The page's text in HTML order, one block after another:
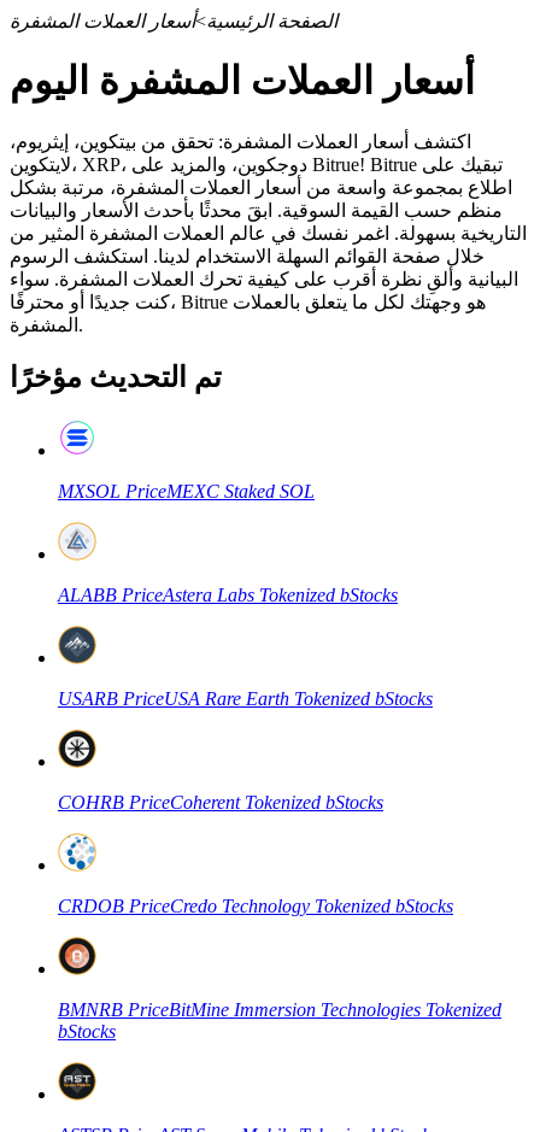
العقود الآجلة USDT
العقود الآجلة للعملات المشفرة
TradFi
مشتقات الأسهم والعملات الأجنبية والمعادن الثمينة والسلع
الصفحة الرئيسية>أسعار العملات المشفرة
أسعار العملات المشفرة اليوم
اكتشف أسعار العملات المشفرة: تحقق من بيتكوين، إيثريوم،
لايتكوين، XRP، دوجكوين، والمزيد على Bitrue! Bitrue تبقيك على
اطلاع بمجموعة واسعة من أسعار العملات المشفرة، مرتبة بشكل
منظم حسب القيمة السوقية. ابقَ محدثًا بأحدث الأسعار والبيانات
التاريخية بسهولة. اغمر نفسك في عالم العملات المشفرة المثير من
خلال صفحة القوائم السهلة الاستخدام لدينا. استكشف الرسوم
البيانية وألقِ نظرة أقرب على كيفية تحرك العملات المشفرة. سواء
كنت جديدًا أو محترفًا، Bitrue هو وجهتك لكل ما يتعلق بالعملات
المشفرة.
تم التحديث مؤخرًا
MXSOL PriceMEXC Staked SOL
ALABB PriceAstera Labs Tokenized bStocks
USARB PriceUSA Rare Earth Tokenized bStocks
COHRB PriceCoherent Tokenized bStocks
CRDOB PriceCredo Technology Tokenized bStocks
BMNRB PriceBitMine Immersion Technologies Tokenized
bStocks